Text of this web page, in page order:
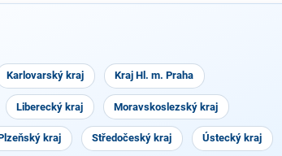
Karlovarský kraj Kraj Hl. m. Praha
Liberecký kraj Moravskoslezský kraj
kraj Středočeský kraj Ústecký kraj